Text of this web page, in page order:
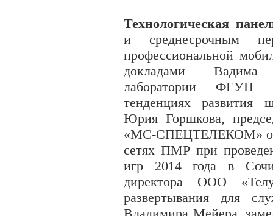
Технологическая
и среднесрочным
профессиональной
докладами Вадима
лаборатории ФГУП
тенденциях
Юрия Горшкова,
«МС-СПЕЦТЕЛЕКОМ» об
сетях ПМР при
игр 2014 года в
директора ООО
развертывания для